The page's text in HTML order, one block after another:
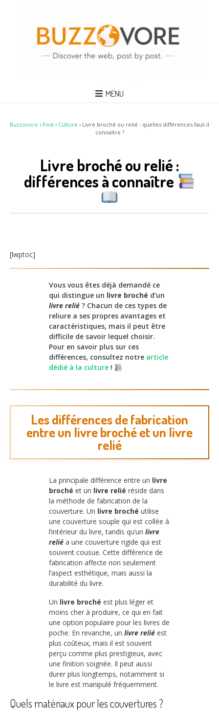
MENU
Buzzovore › Post › Culture › Livre broché ou relié : quelles différences faut-il
connaître ?
Livre broché ou relié :
différences à connaître
[lwptoc]
Vous vous êtes déjà demandé ce
qui distingue un livre broché d’un
livre relié ? Chacun de ces types de
reliure a ses propres avantages et
caractéristiques, mais il peut être
difficile de savoir lequel choisir.
Pour en savoir plus sur ces
différences, consultez notre article
dédié à la culture !
Les différences de fabrication
entre un livre broché et un livre
relié
La principale différence entre un livre
broché et un livre relié réside dans
la méthode de fabrication de la
couverture. Un livre broché utilise
une couverture souple qui est collée à
l’intérieur du livre, tandis qu’un livre
relié a une couverture rigide qui est
souvent cousue. Cette différence de
fabrication affecte non seulement
l’aspect esthétique, mais aussi la
durabilité du livre.
Un livre broché est plus léger et
moins cher à produire, ce qui en fait
une option populaire pour les livres de
poche. En revanche, un livre relié est
plus coûteux, mais il est souvent
perçu comme plus prestigieux, avec
une finition soignée. Il peut aussi
durer plus longtemps, notamment si
le livre est manipulé fréquemment.
Quels matériaux pour les couvertures ?